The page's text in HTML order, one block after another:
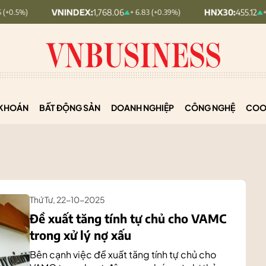
VNINDEX: 1,768.06 + 6.83 (+0.39%) HNX30: 455.12 + 1.63 (+0.36%)
BẤT ĐỘNG SẢN DOANH NGHIỆP CÔNG NGHỆ
Thứ Tư, 22-10-2025
Đề xuất tăng tính tự chủ cho VAMC
trong xử lý nợ xấu
Bên cạnh việc đề xuất tăng tính tự chủ cho